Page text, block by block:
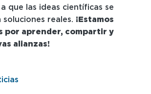
que las ideas científicas se
reales. ¡Estamos
por aprender, compartir y
alianzas!